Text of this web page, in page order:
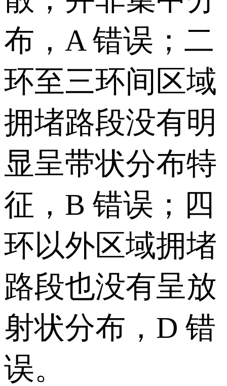
布，A 错误；二
环至三环间区域
拥堵路段没有明
显呈带状分布特
征，B 错误；四
环以外区域拥堵
路段也没有呈放
射状分布，D 错
误。